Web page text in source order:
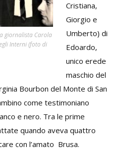
giornalista Carola
Interni (foto di
Cristiana,
Giorgio e
Umberto) di
Edoardo,
unico erede
maschio del
Bourbon del Monte di San
come testimoniano
e nero. Tra le prime
quando aveva quattro
con l’amato Brusa.